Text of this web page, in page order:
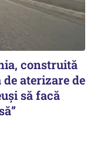
construită
aterizare de
să facă